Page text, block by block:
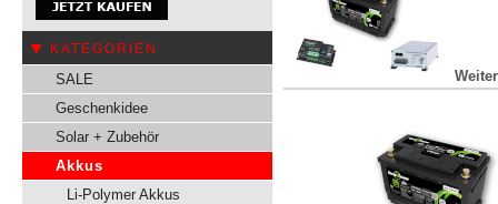
KATEGORIEN
SALE
Geschenkidee
Solar + Zubehör
Akkus
Li-Polymer Akkus